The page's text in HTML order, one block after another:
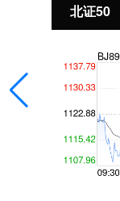
北证50